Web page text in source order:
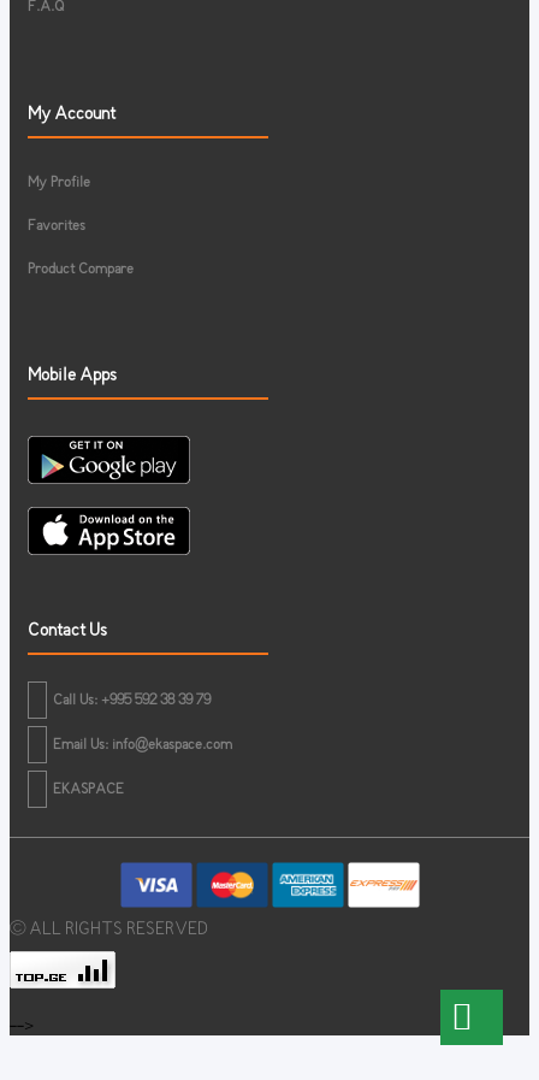
F.A.Q
My Account
My Profile
Favorites
Product Compare
Mobile Apps
Contact Us
Call Us: +995 592 38 39 79
Email Us: info@ekaspace.com
EKASPACE
© ALL RIGHTS RESERVED
-->